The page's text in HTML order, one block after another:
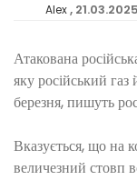
Alex 21.03.2025
Атакована
яку російський
березня, пишуть
Вказується, що на
величезний стовп